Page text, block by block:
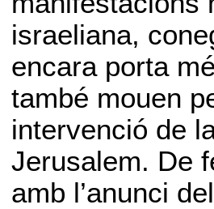
israeliana,
encara porta
també mouen
intervenció de
Jerusalem. De
amb l’anunci